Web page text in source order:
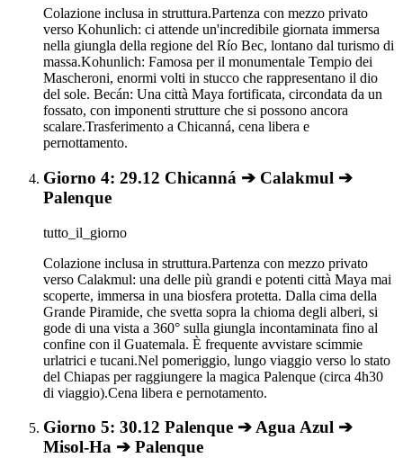
Colazione inclusa in struttura.Partenza con mezzo privato
verso Kohunlich: ci attende un'incredibile giornata immersa
nella giungla della regione del Río Bec, lontano dal turismo di
massa.Kohunlich: Famosa per il monumentale Tempio dei
Mascheroni, enormi volti in stucco che rappresentano il dio
del sole. Becán: Una città Maya fortificata, circondata da un
fossato, con imponenti strutture che si possono ancora
scalare.Trasferimento a Chicanná, cena libera e
pernottamento.
Giorno 4: 29.12 Chicanná ➔ Calakmul ➔
Palenque
tutto_il_giorno
Colazione inclusa in struttura.Partenza con mezzo privato
verso Calakmul: una delle più grandi e potenti città Maya mai
scoperte, immersa in una biosfera protetta. Dalla cima della
Grande Piramide, che svetta sopra la chioma degli alberi, si
gode di una vista a 360° sulla giungla incontaminata fino al
confine con il Guatemala. È frequente avvistare scimmie
urlatrici e tucani.Nel pomeriggio, lungo viaggio verso lo stato
del Chiapas per raggiungere la magica Palenque (circa 4h30
di viaggio).Cena libera e pernotamento.
Giorno 5: 30.12 Palenque ➔ Agua Azul ➔
Misol-Ha ➔ Palenque